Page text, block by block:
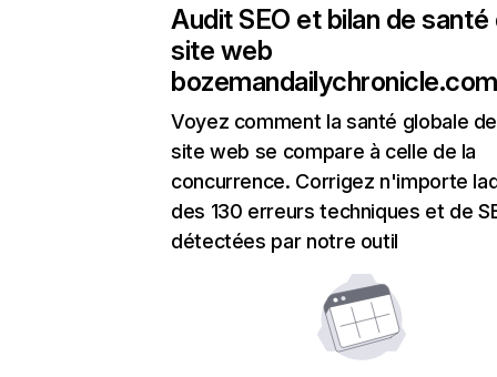
Audit SEO et bilan de santé
site web
bozemandailychronicle.com
Voyez comment la santé globale
site web se compare à celle de la
concurrence. Corrigez n'importe
des 130 erreurs techniques et de
détectées par notre outil